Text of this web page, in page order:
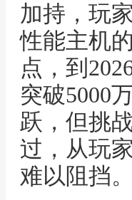
加持，玩
性能主机
点，到
突破5000
跃，但挑
过，从玩
难以阻挡。